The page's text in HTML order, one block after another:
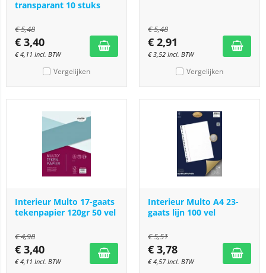
transparant 10 stuks
€5,48
€ 3,40
€4,11 Incl. BTW
Vergelijken
€5,48
€ 2,91
€3,52 Incl. BTW
Vergelijken
Interieur Multo 17-gaats
tekenpapier 120gr 50 vel
€4,98
€ 3,40
€4,11 Incl. BTW
Interieur Multo A4 23-
gaats lijn 100 vel
€5,51
€ 3,78
€4,57 Incl. BTW